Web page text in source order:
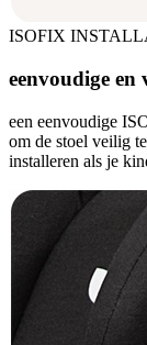
ISOFIX
eenvoudige en
een eenvoudige
om de stoel veilig
installeren als je